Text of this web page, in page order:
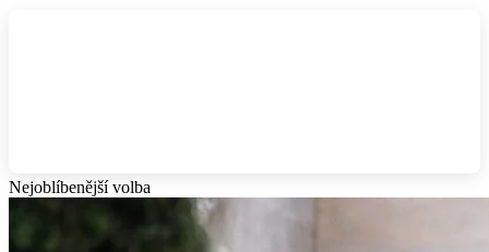
Nejoblíbenější volba